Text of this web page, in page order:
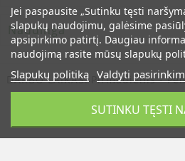
Naudinga
Jei paspausite „Sutinku tęsti
slapukų naudojimu, galėsime
apsipirkimo patirtį. Daugiau
naudojimą rasite mūsų slapukų
Slapukų politiką Valdyti
SUTINKU TĘSTI
DARBO LAIKAS:
Pirmadienis -
© Oficiali Biofitus Maisto
Jau 12